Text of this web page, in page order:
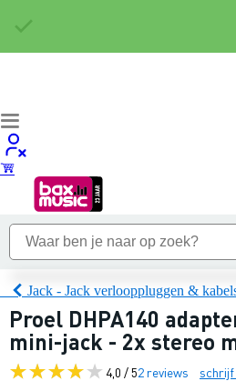
Jack - Jack verlooppluggen &
Proel DHPA140
mini-jack - 2x stereo
4,0 / 52 reviews schrijf